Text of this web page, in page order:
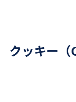
クッキー